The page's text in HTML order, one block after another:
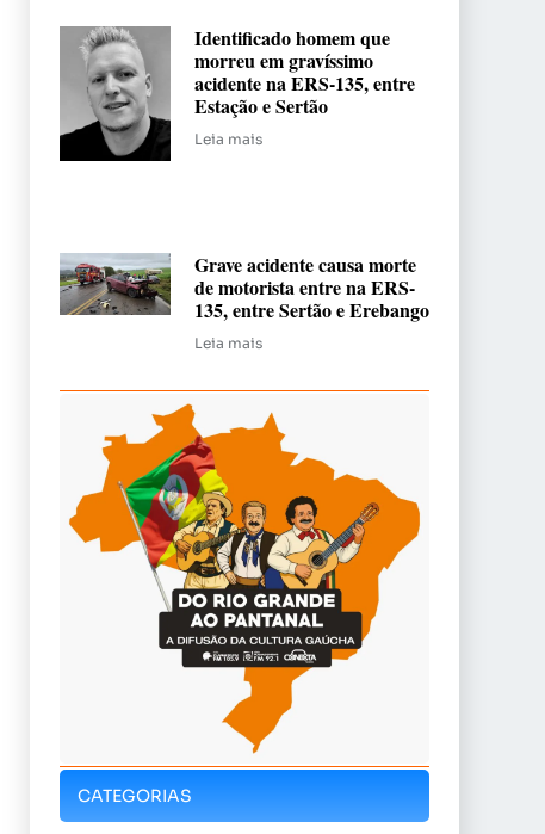
Identificado homem que
morreu em gravíssimo
acidente na ERS-135, entre
Estação e Sertão
Leia mais
Grave acidente causa morte
de motorista entre na ERS-
135, entre Sertão e Erebango
Leia mais
CATEGORIAS